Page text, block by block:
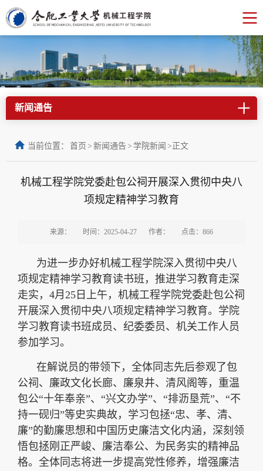
新闻通告
当前位置： 首页 > 新闻通告> 学院新闻 >正文
机械工程学院党委赴包公祠开展深入贯彻中央八
项规定精神学习教育
来源： 时间：2025-04-27 作者： 点击： 866
为进一步办好机械工程学院深入贯彻中央八
项规定精神学习教育读书班，推进学习教育走深
走实，4月25日上午，机械工程学院党委赴包公祠
开展深入贯彻中央八项规定精神学习教育。学院
学习教育读书班成员、纪委委员、机关工作人员
参加学习。
在解说员的带领下，全体同志先后参观了包
公祠、廉政文化长廊、廉泉井、清风阁等，重温
包公“十年奉亲”、“兴文办学”、“排沥垦荒”、“不
持一砚归”等史实典故，学习包拯“忠、孝、清、
廉”的勤廉思想和中国历史廉洁文化内涵，深刻领
悟包拯刚正严峻、廉洁奉公、为民务实的精神品
格。全体同志将进一步提高党性修养，增强廉洁